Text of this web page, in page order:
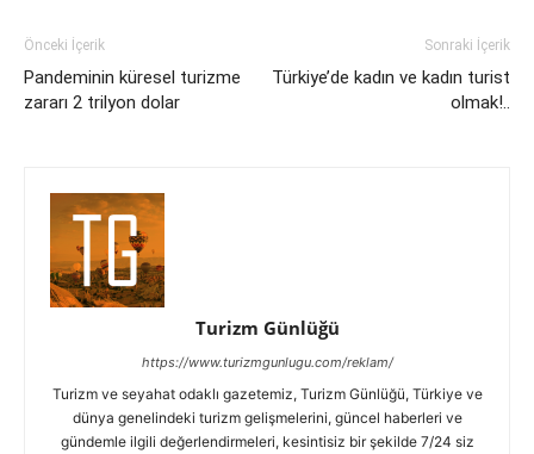
Önceki İçerik
Pandeminin küresel turizme
zararı 2 trilyon dolar
Sonraki İçerik
Türkiye’de kadın ve kadın turist
olmak!..
Turizm Günlüğü
https://www.turizmgunlugu.com/reklam/
Turizm ve seyahat odaklı gazetemiz, Turizm Günlüğü, Türkiye ve
dünya genelindeki turizm gelişmelerini, güncel haberleri ve
gündemle ilgili değerlendirmeleri, kesintisiz bir şekilde 7/24 siz